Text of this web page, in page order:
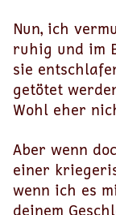
Nun, ich
ruhig und im
sie
getötet
Wohl eher
Aber wenn
einer
wenn ich es
deinem